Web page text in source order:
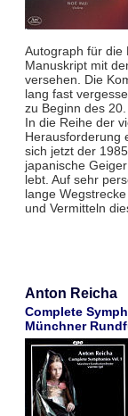
Autograph für die
Manuskript mit
versehen. Die
lang fast
zu Beginn des
In die Reihe der
Herausforderung
sich jetzt der
japanische
lebt. Auf sehr
lange
und Vermitteln
Anton Reicha
Complete
Münchner